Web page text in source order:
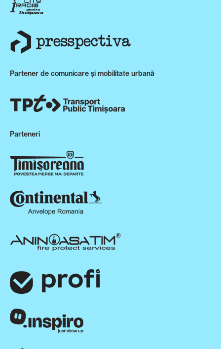
Partener de comunicare și mobilitate urbană
Parteneri